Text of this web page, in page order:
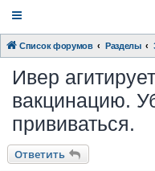
Список форумов Разделы
Ивер
вакцинацию.
прививаться.
Ответить